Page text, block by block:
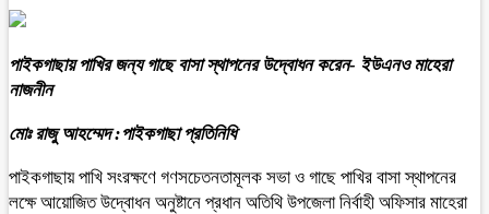
পাইকগাছায় পাখির জন্য গাছে বাসা স্থাপনের উদ্বোধন করেন- ইউএনও মাহেরা
নাজনীন
মোঃ রাজু আহম্মেদ :পাইকগাছা প্রতিনিধি
পাইকগাছায় পাখি সংরক্ষণে গণসচেতনতামূলক সভা ও গাছে পাখির বাসা স্থাপনের
লক্ষে আয়োজিত উদ্বোধন অনুষ্টানে প্রধান অতিথি উপজেলা নির্বাহী অফিসার মাহেরা